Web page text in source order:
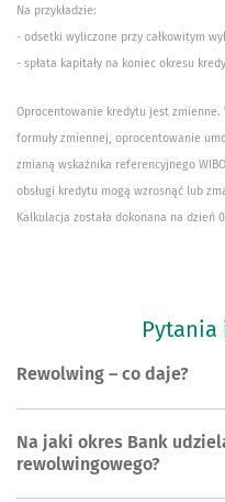
Na przykładzie:
- odsetki wyliczone przy całkowitym
- spłata kapitały na koniec okresu
Oprocentowanie kredytu jest
formuły zmiennej, oprocentowanie
zmianą wskaźnika referencyjnego
obsługi kredytu mogą wzrosnąć lub
Kalkulacja została dokonana na dzień
Rewolwing – co daje?
Na jaki okres Bank
rewolwingowego?